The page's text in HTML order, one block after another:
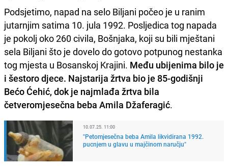
Podsjetimo, napad na selo Biljani počeo je u ranim
jutarnjim satima 10. jula 1992. Posljedica tog napada
je pokolj oko 260 civila, Bošnjaka, koji su bili mještani
sela Biljani što je dovelo do gotovo potpunog nestanka
tog mjesta u Bosanskoj Krajini. Među ubijenima bilo je
i šestoro djece. Najstarija žrtva bio je 85-godišnji
Bećo Ćehić, dok je najmlađa žrtva bila
četveromjesečna beba Amila Džaferagić.
10.07.25. 11:00
"Petomjesečna beba Amila likvidirana 1992.
pucnjem u glavu u majčinom naručju"